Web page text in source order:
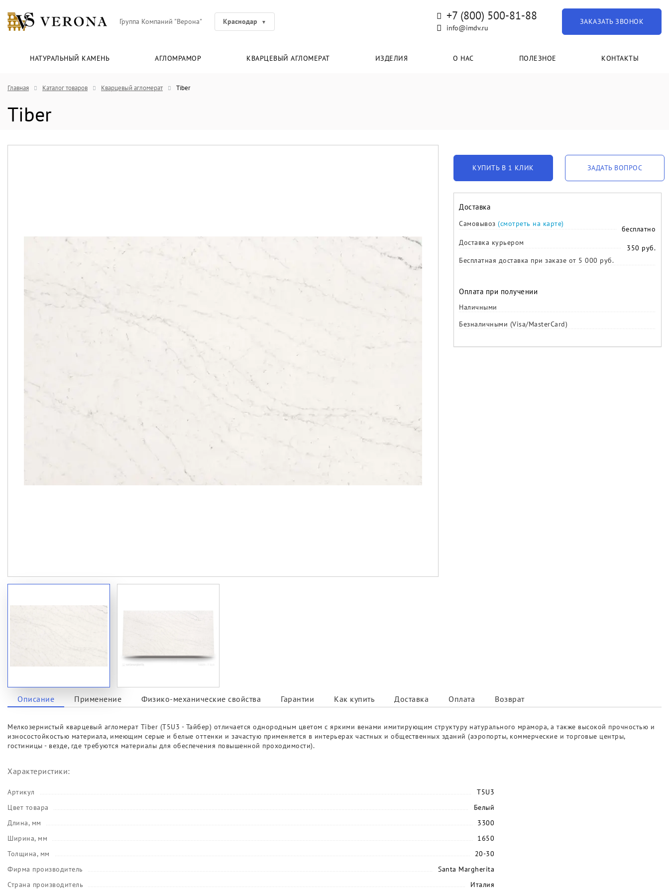
Группа Компаний "Верона" Краснодар +7 (800) 500-81-88
info@imdv.ru
ЗАКАЗАТЬ ЗВОНОК
НАТУРАЛЬНЫЙ КАМЕНЬ АГЛОМРАМОР КВАРЦЕВЫЙ АГЛОМЕРАТ ИЗДЕЛИЯ О НАС ПОЛЕЗНОЕ КОНТАКТЫ
Главная Каталог товаров Кварцевый агломерат Tiber
Tiber
КУПИТЬ В 1 КЛИК ЗАДАТЬ ВОПРОС
Доставка
Самовывоз (смотреть на карте)
бесплатно
Доставка курьером
350 руб.
Бесплатная доставка при заказе от 5 000 руб.
Оплата при получении
Наличными
Безналичными (Visa/MasterCard)
Описание Применение Физико-механические свойства Гарантии Как купить Доставка Оплата Возврат
Мелкозернистый кварцевый агломерат Tiber (T5U3 - Тайбер) отличается однородным цветом с яркими венами имитирующим структуру натурального мрамора, а также высокой прочностью и
износостойкостью материала, имеющим серые и белые оттенки и зачастую применяется в интерьерах частных и общественных зданий (аэропорты, коммерческие и торговые центры,
гостиницы - везде, где требуются материалы для обеспечения повышенной проходимости).
Характеристики:
Артикул
T5U3
Цвет товара
Белый
Длина, мм
3300
Ширина, мм
1650
Толщина, мм
20-30
Фирма производитель
Santa Margherita
Страна производитель
Италия